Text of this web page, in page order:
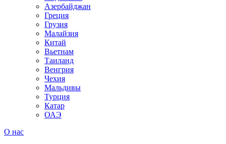
Азербайджан
Греция
Грузия
Малайзия
Китай
Вьетнам
Таиланд
Венгрия
Чехия
Мальдивы
Турция
Катар
ОАЭ
О нас